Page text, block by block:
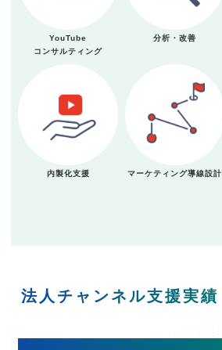
YouTube
コンサルティング
分析・改善
内製化支援 マーケティング導線設計
法人チャンネル支援実績